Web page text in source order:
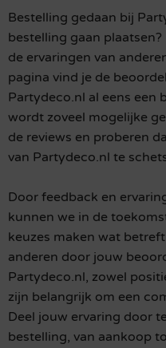
Bestelling gedaan bij
bestelling gaan
de ervaringen van
pagina vind je de
Partydeco.nl al eens een
wordt zoveel mogelijke
de reviews en proberen
van Partydeco.nl te
Door feedback en
kunnen we in de
keuzes maken wat
anderen door jouw
Partydeco.nl, zowel
zijn belangrijk om een
Deel jouw ervaring door
bestelling, van aankoop